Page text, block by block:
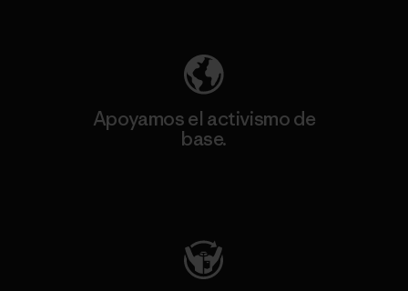
Apoyamos el activismo de
base.